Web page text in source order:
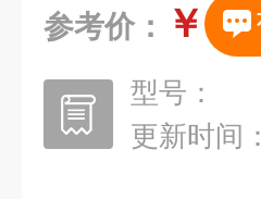
参考价： ￥
型号：
更新时间：